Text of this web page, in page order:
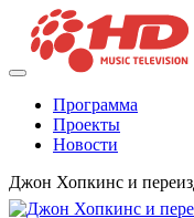
Программа
Проекты
Новости
Джон Хопкинс и